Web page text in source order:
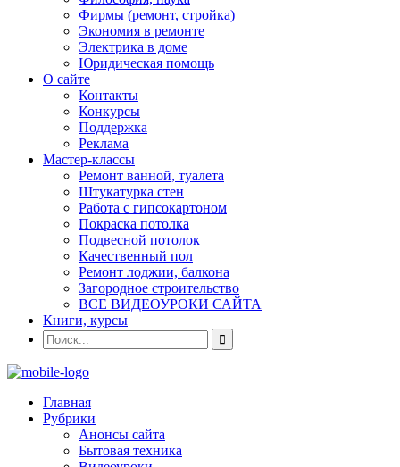
Фирмы (ремонт, стройка)
Экономия в ремонте
Электрика в доме
Юридическая помощь
О сайте
Контакты
Конкурсы
Поддержка
Реклама
Мастер-классы
Ремонт ванной, туалета
Штукатурка стен
Работа с гипсокартоном
Покраска потолка
Подвесной потолок
Качественный пол
Ремонт лоджии, балкона
Загородное строительство
ВСЕ ВИДЕОУРОКИ САЙТА
Книги, курсы
Главная
Рубрики
Анонсы сайта
Бытовая техника